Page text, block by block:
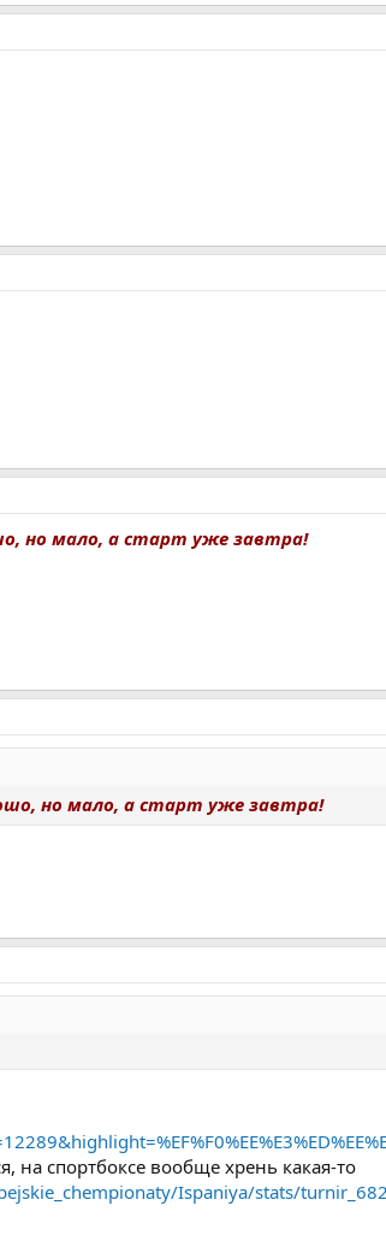
но мало, а старт уже завтра!
но мало, а старт уже завтра!
на спортбоксе вообще хрень какая-то
Ispaniya/stats/